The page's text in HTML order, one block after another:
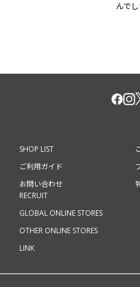
んでし
SHOP LIST
ご利用ガイド
お問い合わせ
RECRUIT
GLOBAL ONLINE STORES
OTHER ONLINE STORES
LINK